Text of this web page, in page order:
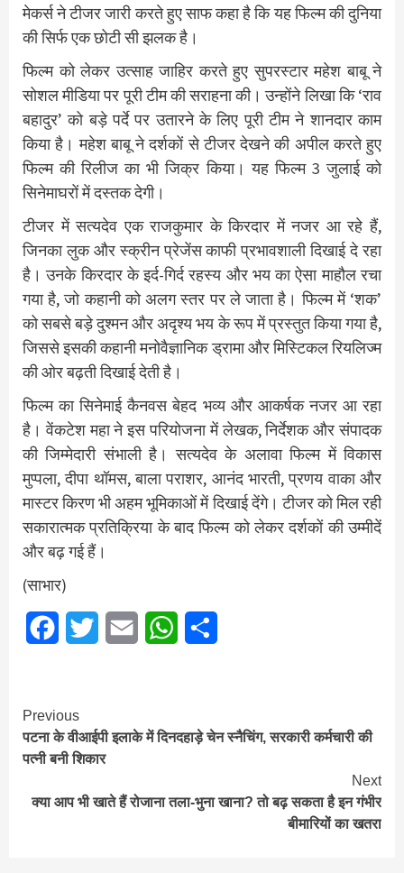
मेकर्स ने टीजर जारी करते हुए साफ कहा है कि यह फिल्म की दुनिया
की सिर्फ एक छोटी सी झलक है।
फिल्म को लेकर उत्साह जाहिर करते हुए सुपरस्टार महेश बाबू ने
सोशल मीडिया पर पूरी टीम की सराहना की। उन्होंने लिखा कि ‘राव
बहादुर’ को बड़े पर्दे पर उतारने के लिए पूरी टीम ने शानदार काम
किया है। महेश बाबू ने दर्शकों से टीजर देखने की अपील करते हुए
फिल्म की रिलीज का भी जिक्र किया। यह फिल्म 3 जुलाई को
सिनेमाघरों में दस्तक देगी।
टीजर में सत्यदेव एक राजकुमार के किरदार में नजर आ रहे हैं,
जिनका लुक और स्क्रीन प्रेजेंस काफी प्रभावशाली दिखाई दे रहा
है। उनके किरदार के इर्द-गिर्द रहस्य और भय का ऐसा माहौल रचा
गया है, जो कहानी को अलग स्तर पर ले जाता है। फिल्म में ‘शक’
को सबसे बड़े दुश्मन और अदृश्य भय के रूप में प्रस्तुत किया गया है,
जिससे इसकी कहानी मनोवैज्ञानिक ड्रामा और मिस्टिकल रियलिज्म
की ओर बढ़ती दिखाई देती है।
फिल्म का सिनेमाई कैनवस बेहद भव्य और आकर्षक नजर आ रहा
है। वेंकटेश महा ने इस परियोजना में लेखक, निर्देशक और संपादक
की जिम्मेदारी संभाली है। सत्यदेव के अलावा फिल्म में विकास
मुप्पला, दीपा थॉमस, बाला पराशर, आनंद भारती, प्रणय वाका और
मास्टर किरण भी अहम भूमिकाओं में दिखाई देंगे। टीजर को मिल रही
सकारात्मक प्रतिक्रिया के बाद फिल्म को लेकर दर्शकों की उम्मीदें
और बढ़ गई हैं।
(साभार)
FacebookTwitter Email WhatsApp
Continue
Reading
Previous
पटना के वीआईपी इलाके में दिनदहाड़े चेन स्नैचिंग, सरकारी कर्मचारी की
पत्नी बनी शिकार
Next
क्या आप भी खाते हैं रोजाना तला-भुना खाना? तो बढ़ सकता है इन गंभीर
बीमारियों का खतरा